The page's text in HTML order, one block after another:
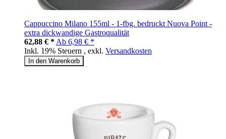
Cappuccino Milano 155ml - 1-fbg. bedruckt Nuova Point -
extra dickwandige Gastroqualität
62,88 € * Ab 6,98 € *
Inkl. 19% Steuern , exkl. Versandkosten
In den Warenkorb